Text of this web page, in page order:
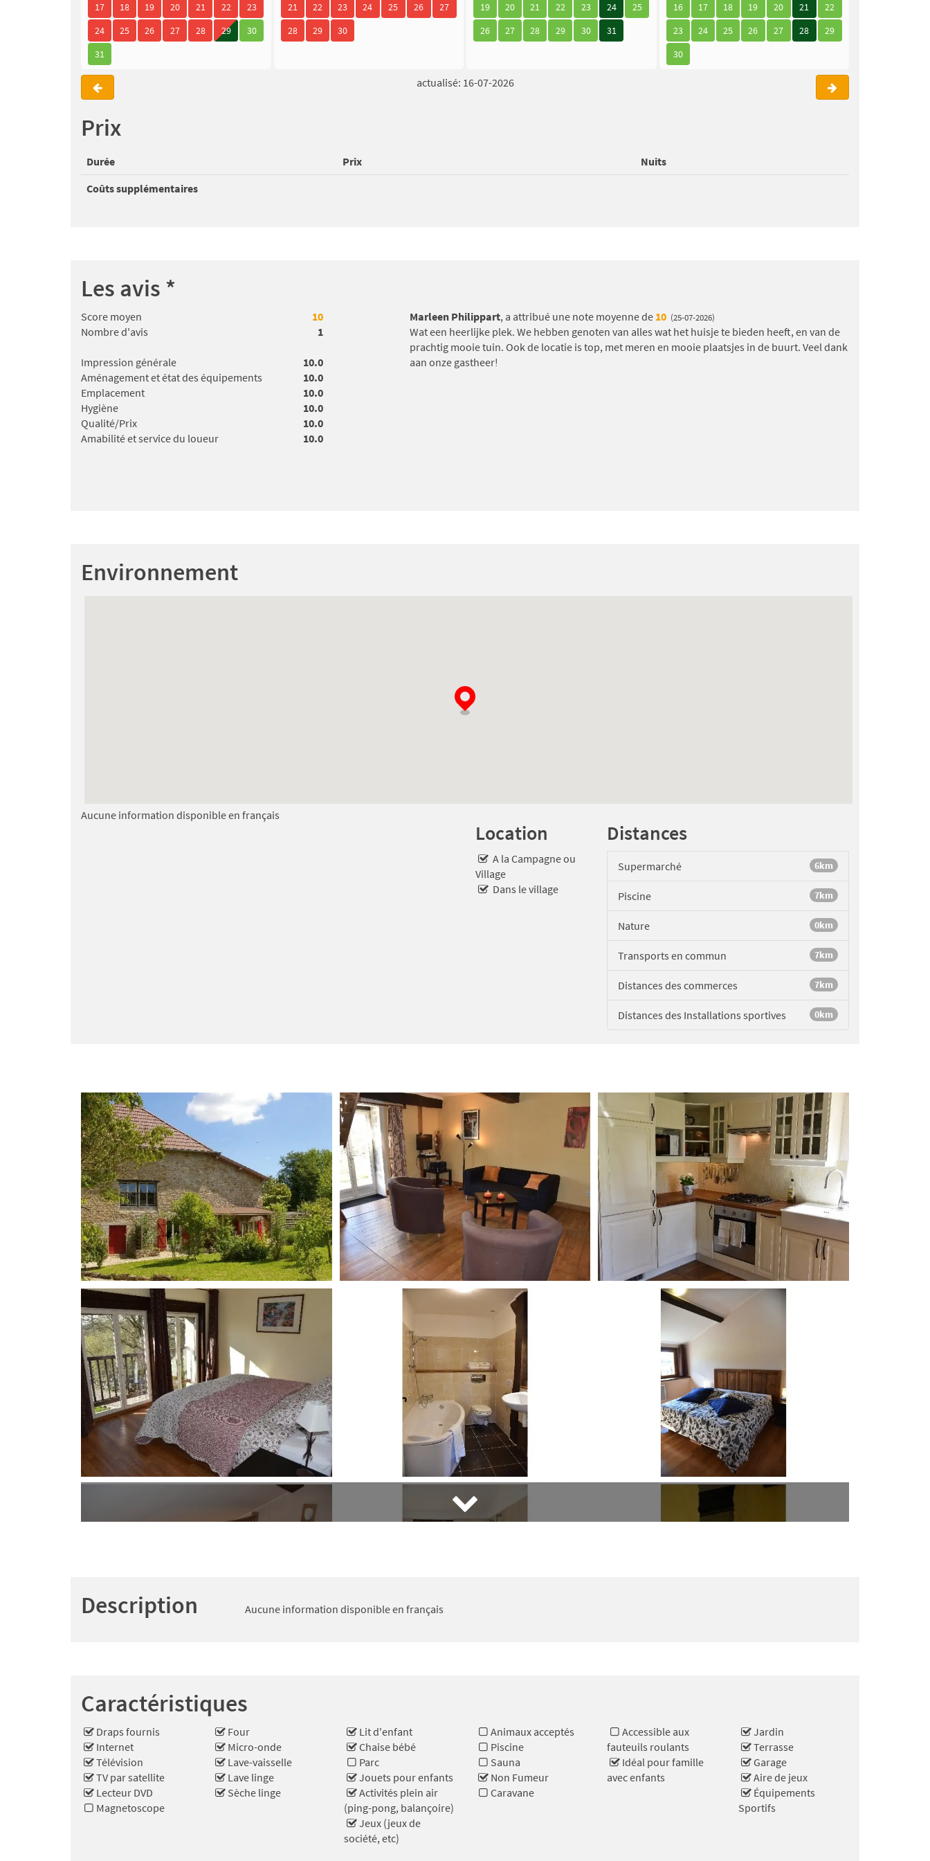
17
18 19 20 21 22
23
24
25 26 27 28 29
30
31
21
22 23 24 25 26
27
28
29 30
19
20 21 22 23 24
25
26
27 28 29 30 31
16
17 18 19 20 21
22
23
24 25 26 27 28
29
30
actualisé: 16-07-2026
Prix
Durée Prix
Nuits
Coûts supplémentaires
Les avis *
Score moyen
10
Nombre d'avis
1
Impression générale
10.0
Aménagement et état des équipements
10.0
Emplacement
10.0
Hygiène
10.0
Qualité/Prix
10.0
Amabilité et service du loueur
10.0
Marleen Philippart, a attribué une note moyenne de 10 (25-07-2026)
Wat een heerlijke plek. We hebben genoten van alles wat het huisje te bieden heeft, en van de
prachtig mooie tuin. Ook de locatie is top, met meren en mooie plaatsjes in de buurt. Veel dank
aan onze gastheer!
Environnement
Aucune information disponible en français
Location
A la Campagne ou
Village
Dans le village
Distances
Supermarché 6km
Piscine 7km
Nature 0km
Transports en commun 7km
Distances des commerces 7km
Distances des Installations sportives 0km
Description Aucune information disponible en français
Caractéristiques
Draps fournis
Internet
Télévision
TV par satellite
Lecteur DVD
Magnetoscope
Four
Micro-onde
Lave-vaisselle
Lave linge
Sèche linge
Lit d'enfant
Chaise bébé
Parc
Jouets pour enfants
Activités plein air
(ping-pong, balançoire)
Jeux (jeux de
société, etc)
Animaux acceptés
Piscine
Sauna
Non Fumeur
Caravane
Accessible aux
fauteuils roulants
Idéal pour famille
avec enfants
Jardin
Terrasse
Garage
Aire de jeux
Équipements
Sportifs